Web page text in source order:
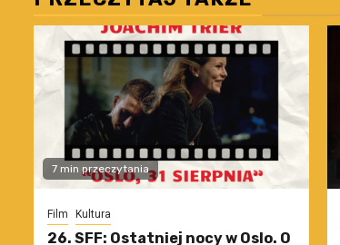
7 min przeczytania
Film Kultura
26. SFF: Ostatniej nocy w Oslo. O